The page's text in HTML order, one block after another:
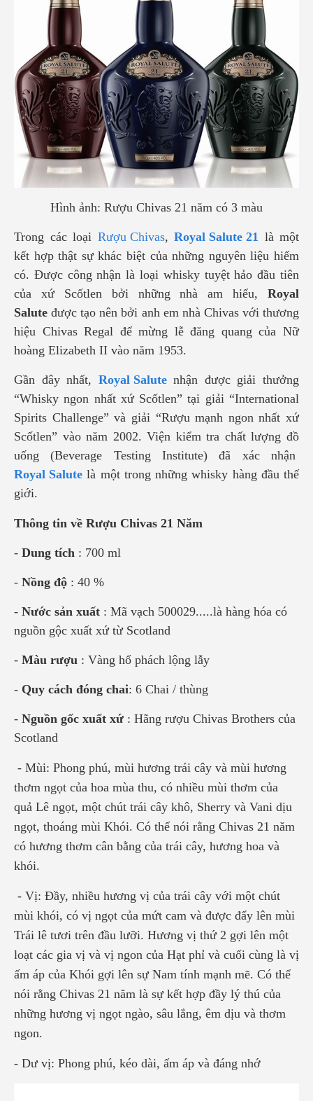
Hình ảnh: Rượu Chivas 21 năm có 3 màu
Trong các loại Rượu Chivas, Royal Salute 21 là một
kết hợp thật sự khác biệt của những nguyên liệu hiếm
có. Được công nhận là loại whisky tuyệt hảo đầu tiên
của xứ Scốtlen bởi những nhà am hiểu, Royal
Salute được tạo nên bởi anh em nhà Chivas với thương
hiệu Chivas Regal để mừng lễ đăng quang của Nữ
hoàng Elizabeth II vào năm 1953.
Gần đây nhất, Royal Salutenhận được giải thưởng
“Whisky ngon nhất xứ Scốtlen” tại giải “International
Spirits Challenge” và giải “Rượu mạnh ngon nhất xứ
Scốtlen” vào năm 2002. Viện kiểm tra chất lượng đồ
uống (Beverage Testing Institute) đã xác nhận
Royal Salute là một trong những whisky hàng đầu thế
giới.
Thông tin về Rượu Chivas 21 Năm
- Dung tích : 700 ml
- Nồng độ : 40 %
- Nước sản xuất : Mã vạch 500029.....là hàng hóa có
nguồn gộc xuất xứ từ Scotland
- Màu rượu : Vàng hổ phách lộng lẫy
- Quy cách đóng chai: 6 Chai / thùng
- Nguồn gốc xuất xứ : Hãng rượu Chivas Brothers của
Scotland
- Mùi: Phong phú, mùi hương trái cây và mùi hương
thơm ngọt của hoa mùa thu, có nhiều mùi thơm của
quả Lê ngọt, một chút trái cây khô, Sherry và Vani dịu
ngọt, thoáng mùi Khói. Có thể nói rằng Chivas 21 năm
có hương thơm cân bằng của trái cây, hương hoa và
khói.
- Vị: Đầy, nhiều hương vị của trái cây với một chút
mùi khói, có vị ngọt của mứt cam và được đẩy lên mùi
Trái lê tươi trên đầu lưỡi. Hương vị thứ 2 gợi lên một
loạt các gia vị và vị ngon của Hạt phỉ và cuối cùng là vị
ấm áp của Khói gợi lên sự Nam tính mạnh mẽ. Có thể
nói rằng Chivas 21 năm là sự kết hợp đầy lý thú của
những hương vị ngọt ngào, sâu lắng, êm dịu và thơm
ngon.
- Dư vị: Phong phú, kéo dài, ấm áp và đáng nhớ